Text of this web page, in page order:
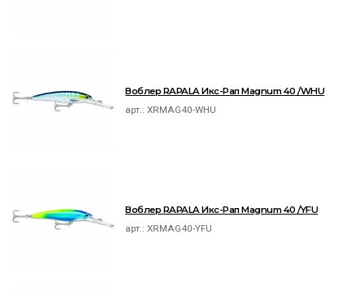
Воблер RAPALA Икс-Рап Magnum 40 /WHU
арт.:XRMAG40-WHU
Воблер RAPALA Икс-Рап Magnum 40 /YFU
арт.:XRMAG40-YFU